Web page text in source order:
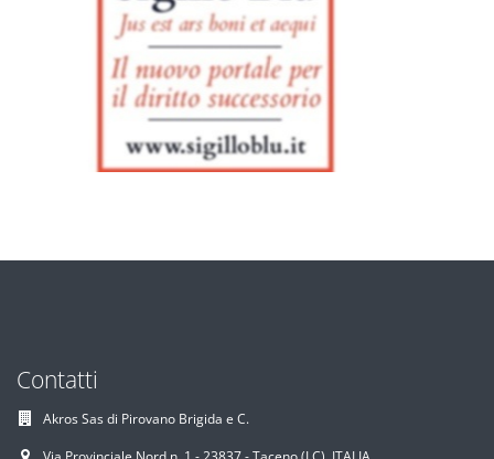
Contatti
Akros Sas di Pirovano Brigida e C.
Via Provinciale Nord n. 1 - 23837 - Taceno (LC), ITALIA